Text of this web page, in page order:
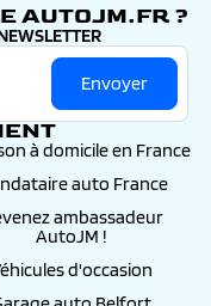
AUTOJM.FR ?
Envoyer
à domicile en France
auto France
ambassadeur
AutoJM !
d'occasion